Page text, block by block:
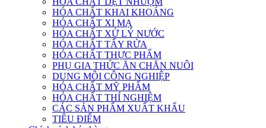
HÓA CHẤT KHAI KHOÁNG
HÓA CHẤT XI MẠ
HÓA CHẤT XỬ LÝ NƯỚC
HÓA CHẤT TẨY RỬA
HÓA CHẤT THỰC PHẨM
PHỤ GIA THỨC ĂN CHĂN NUÔI
DUNG MÔI CÔNG NGHIỆP
HÓA CHẤT MỸ PHẨM
HÓA CHẤT THÍ NGHIỆM
CÁC SẢN PHẨM XUẤT KHẨU
TIÊU ĐIỂM